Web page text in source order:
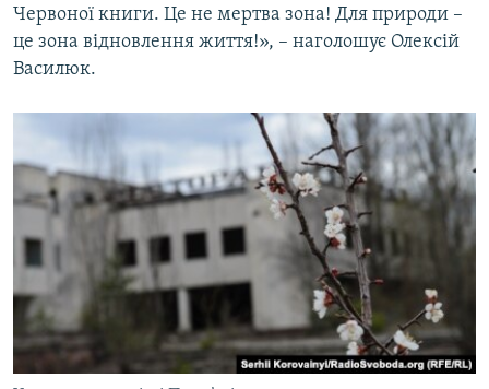
Червоної книги. Це не мертва зона! Для природи –
це зона відновлення життя!», – наголошує Олексій
Василюк.